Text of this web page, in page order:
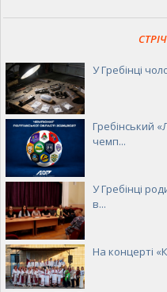
У Гребінці
Гребінський
чемп...
У Гребінці
в...
На концерті